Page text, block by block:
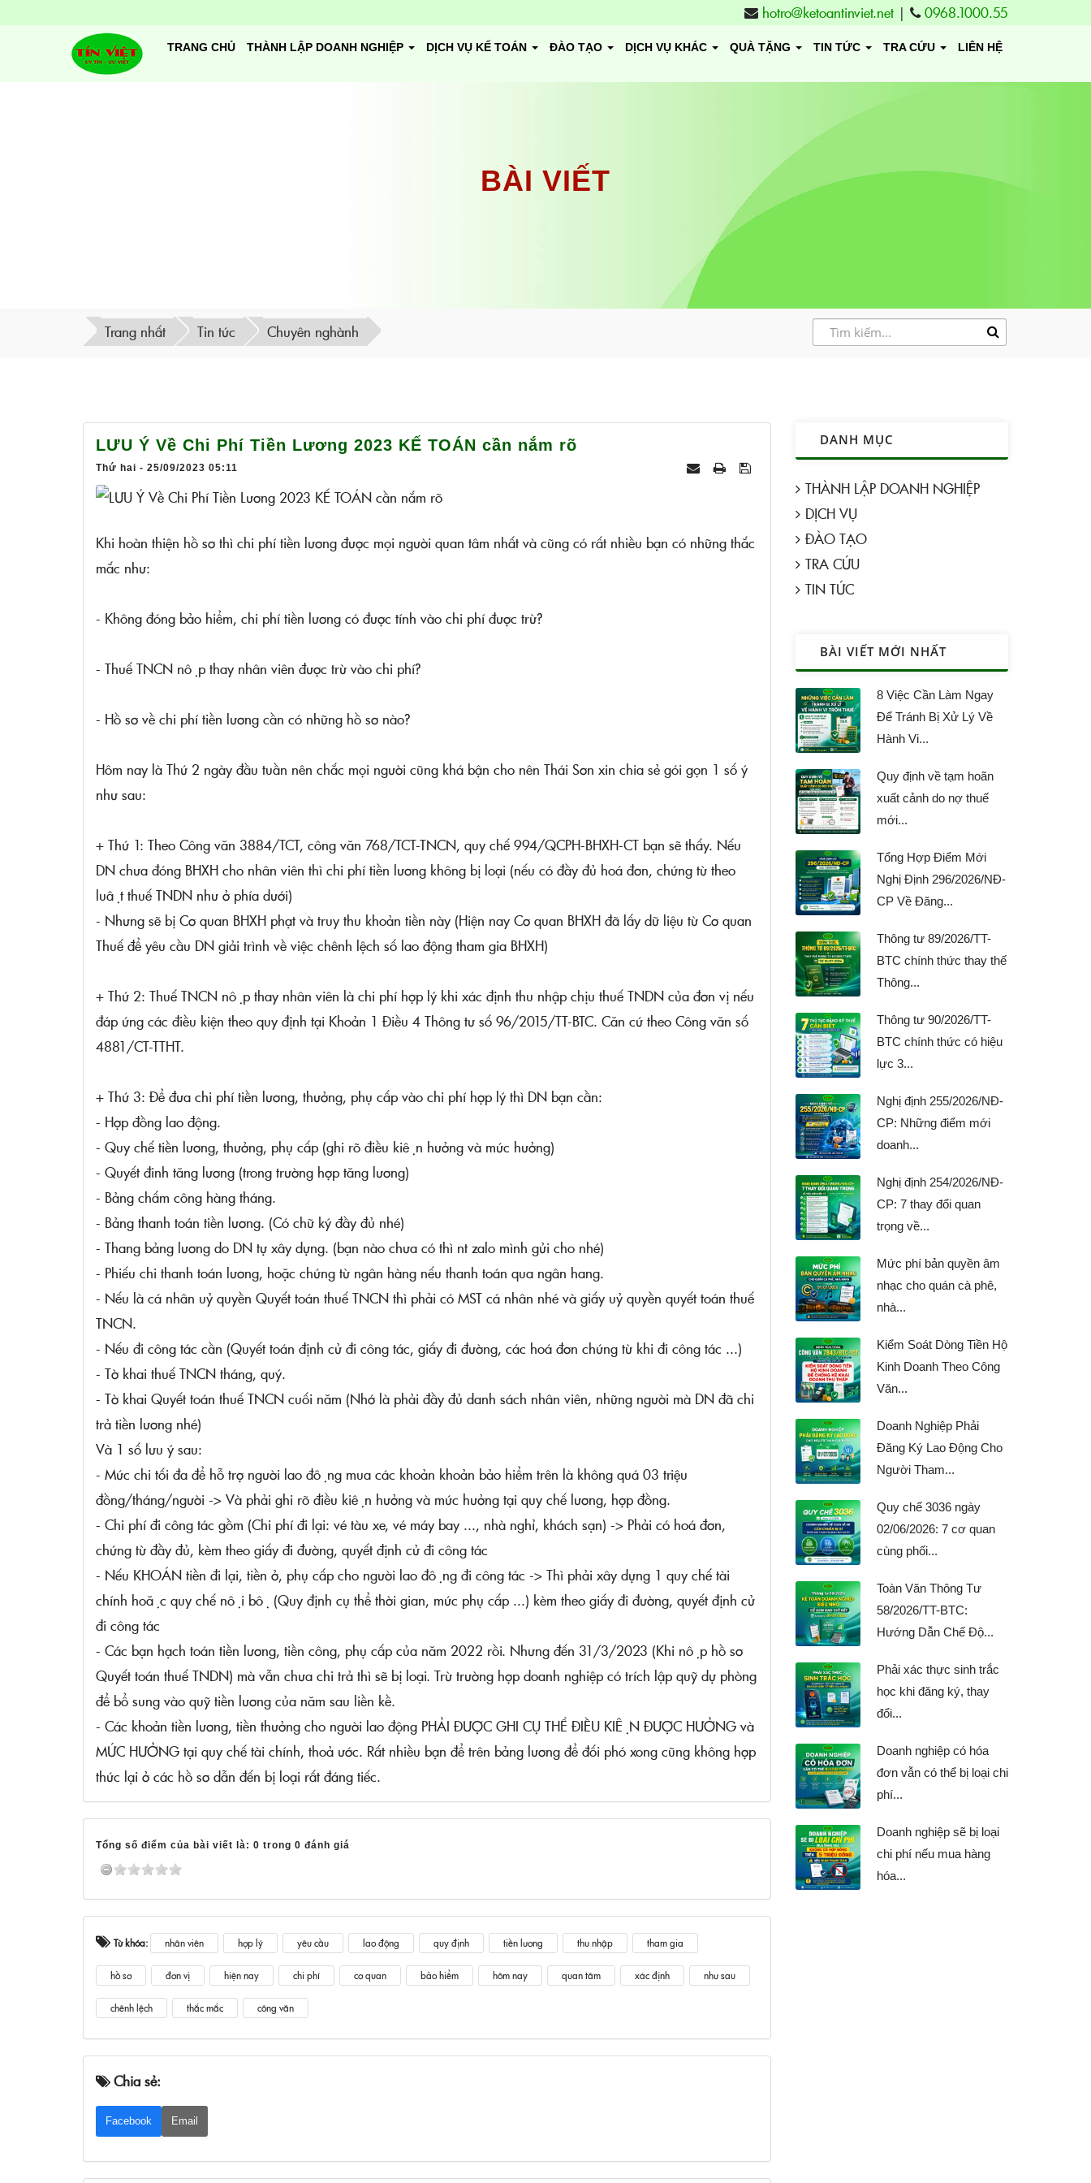
hotro@ketoantinviet.net | 0968.1000.55
TRANG CHỦ THÀNH LẬP DOANH NGHIỆP DỊCH VỤ KẾ TOÁN ĐÀO TẠO DỊCH VỤ KHÁC QUÀ TẶNG TIN TỨC TRA CỨU LIÊN HỆ
BÀI VIẾT
Trang nhất Tin tức Chuyên nghành
LƯU Ý Về Chi Phí Tiền Lương 2023 KẾ TOÁN cần nắm rõ
Thứ hai - 25/09/2023 05:11
Khi hoàn thiện hồ sơ thì chi phí tiền lương được mọi người quan tâm nhất và cũng có rất nhiều bạn có những thắc
mắc như:
- Không đóng bảo hiểm, chi phí tiền lương có được tính vào chi phí được trừ?
- Thuế TNCN nộp thay nhân viên được trừ vào chi phí?
- Hồ sơ về chi phí tiền lương cần có những hồ sơ nào?
Hôm nay là Thứ 2 ngày đầu tuần nên chắc mọi người cũng khá bận cho nên Thái Sơn xin chia sẻ gói gọn 1 số ý
như sau:
+ Thứ 1: Theo Công văn 3884/TCT, công văn 768/TCT-TNCN, quy chế 994/QCPH-BHXH-CT bạn sẽ thấy. Nếu
DN chưa đóng BHXH cho nhân viên thì chi phí tiền lương không bị loại (nếu có đầy đủ hoá đơn, chứng từ theo
luật thuế TNDN như ở phía dưới)
- Nhưng sẽ bị Cơ quan BHXH phạt và truy thu khoản tiền này (Hiện nay Cơ quan BHXH đã lấy dữ liệu từ Cơ quan
Thuế để yêu cầu DN giải trình về việc chênh lệch số lao động tham gia BHXH)
+ Thứ 2: Thuế TNCN nộp thay nhân viên là chi phí hợp lý khi xác định thu nhập chịu thuế TNDN của đơn vị nếu
đáp ứng các điều kiện theo quy định tại Khoản 1 Điều 4 Thông tư số 96/2015/TT-BTC. Căn cứ theo Công văn số
4881/CT-TTHT.
+ Thứ 3: Để đưa chi phí tiền lương, thưởng, phụ cấp vào chi phí hợp lý thì DN bạn cần:
- Hợp đồng lao động.
- Quy chế tiền lương, thưởng, phụ cấp (ghi rõ điều kiện hưởng và mức hưởng)
- Quyết đinh tăng lương (trong trường hợp tăng lương)
- Bảng chấm công hàng tháng.
- Bảng thanh toán tiền lương. (Có chữ ký đầy đủ nhé)
- Thang bảng lương do DN tự xây dựng. (bạn nào chưa có thì nt zalo mình gửi cho nhé)
- Phiếu chi thanh toán lương, hoặc chứng từ ngân hàng nếu thanh toán qua ngân hang.
- Nếu là cá nhân uỷ quyền Quyết toán thuế TNCN thì phải có MST cá nhân nhé và giấy uỷ quyền quyết toán thuế
TNCN.
- Nếu đi công tác cần (Quyết toán định cử đi công tác, giấy đi đường, các hoá đơn chứng từ khi đi công tác ...)
- Tờ khai thuế TNCN tháng, quý.
- Tờ khai Quyết toán thuế TNCN cuối năm (Nhớ là phải đầy đủ danh sách nhân viên, những người mà DN đã chi
trả tiền lương nhé)
Và 1 số lưu ý sau:
- Mức chi tối đa để hỗ trợ người lao động mua các khoản khoản bảo hiểm trên là không quá 03 triệu
đồng/tháng/người -> Và phải ghi rõ điều kiện hưởng và mức hưởng tại quy chế lương, hợp đồng.
- Chi phí đi công tác gồm (Chi phí đi lại: vé tàu xe, vé máy bay ..., nhà nghỉ, khách sạn) -> Phải có hoá đơn,
chứng từ đầy đủ, kèm theo giấy đi đường, quyết định cử đi công tác
- Nếu KHOÁN tiền đi lại, tiền ở, phụ cấp cho người lao động đi công tác -> Thì phải xây dựng 1 quy chế tài
chính hoặc quy chế nội bộ (Quy định cụ thể thời gian, mức phụ cấp ...) kèm theo giấy đi đường, quyết định cử
đi công tác
- Các bạn hạch toán tiền lương, tiền công, phụ cấp của năm 2022 rồi. Nhưng đến 31/3/2023 (Khi nộp hồ sơ
Quyết toán thuế TNDN) mà vẫn chưa chi trả thì sẽ bị loại. Trừ trường hợp doanh nghiệp có trích lập quỹ dự phòng
để bổ sung vào quỹ tiền lương của năm sau liền kề.
- Các khoản tiền lương, tiền thưởng cho người lao động PHẢI ĐƯỢC GHI CỤ THỂ ĐIỀU KIỆN ĐƯỢC HƯỞNG và
MỨC HƯỞNG tại quy chế tài chính, thoả ước. Rất nhiều bạn để trên bảng lương để đối phó xong cũng không hợp
thức lại ở các hồ sơ dẫn đến bị loại rất đáng tiếc.
Tổng số điểm của bài viết là: 0 trong 0 đánh giá
Từ khóa: nhân viên hợp lý yêu cầu lao động quy định tiền lương thu nhập tham gia
hồ sơ đơn vị hiện nay chi phí cơ quan bảo hiểm hôm nay quan tâm xác định như sau
chênh lệch thắc mắc công văn
Chia sẻ:
Facebook Email
DANH MỤC
THÀNH LẬP DOANH NGHIỆP
DỊCH VỤ
ĐÀO TẠO
TRA CỨU
TIN TỨC
BÀI VIẾT MỚI NHẤT
8 Việc Cần Làm Ngay
Để Tránh Bị Xử Lý Về
Hành Vi...
Quy định về tạm hoãn
xuất cảnh do nợ thuế
mới...
Tổng Hợp Điểm Mới
Nghị Định 296/2026/NĐ-
CP Về Đăng...
Thông tư 89/2026/TT-
BTC chính thức thay thế
Thông...
Thông tư 90/2026/TT-
BTC chính thức có hiệu
lực 3...
Nghị định 255/2026/NĐ-
CP: Những điểm mới
doanh...
Nghị định 254/2026/NĐ-
CP: 7 thay đổi quan
trọng về...
Mức phí bản quyền âm
nhạc cho quán cà phê,
nhà...
Kiểm Soát Dòng Tiền Hộ
Kinh Doanh Theo Công
Văn...
Doanh Nghiệp Phải
Đăng Ký Lao Động Cho
Người Tham...
Quy chế 3036 ngày
02/06/2026: 7 cơ quan
cùng phối...
Toàn Văn Thông Tư
58/2026/TT-BTC:
Hướng Dẫn Chế Độ...
Phải xác thực sinh trắc
học khi đăng ký, thay
đổi...
Doanh nghiệp có hóa
đơn vẫn có thể bị loại chi
phí...
Doanh nghiệp sẽ bị loại
chi phí nếu mua hàng
hóa...